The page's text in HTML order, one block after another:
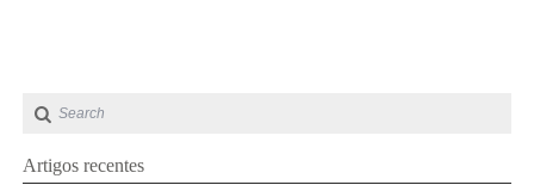
Artigos recentes